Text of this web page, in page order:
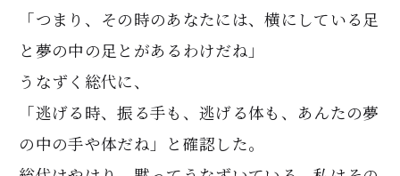
「つまり、その時のあなたには、横にしている足
と夢の中の足とがあるわけだね」
うなずく総代に、
「逃げる時、振る手も、逃げる体も、あんたの夢
の中の手や体だね」と確認した。